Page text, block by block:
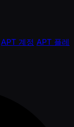
APT 계정 APT 플레